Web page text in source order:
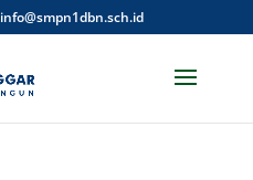
info@smpn1dbn.sch.id